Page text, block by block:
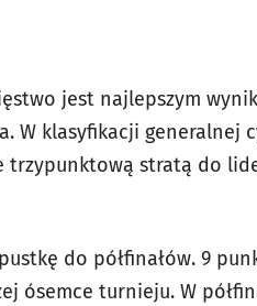
jest najlepszym
W klasyfikacji generalnej
trzypunktową stratą do
do półfinałów. 9
ósemce turnieju. W